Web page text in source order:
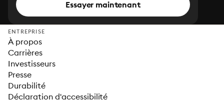
Essayer maintenant
ENTREPRISE
À propos
Carrières
Investisseurs
Presse
Durabilité
Déclaration d'accessibilité